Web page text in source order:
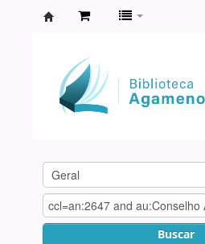
Agamenon
Magalhães
Buscar